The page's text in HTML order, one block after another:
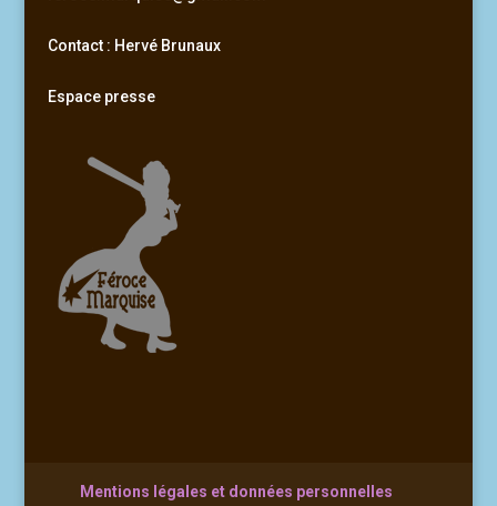
Contact : Hervé Brunaux
Espace presse
Mentions légales et données personnelles